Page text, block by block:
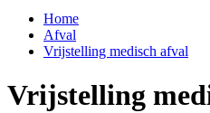
Home
Afval
Vrijstelling medisch afval
Vrijstelling